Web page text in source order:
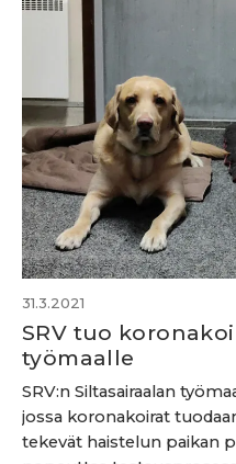
31.3.2021
SRV tuo
työmaalle
SRV:n Siltasairaalan
jossa koronakoirat
tekevät haistelun paikan